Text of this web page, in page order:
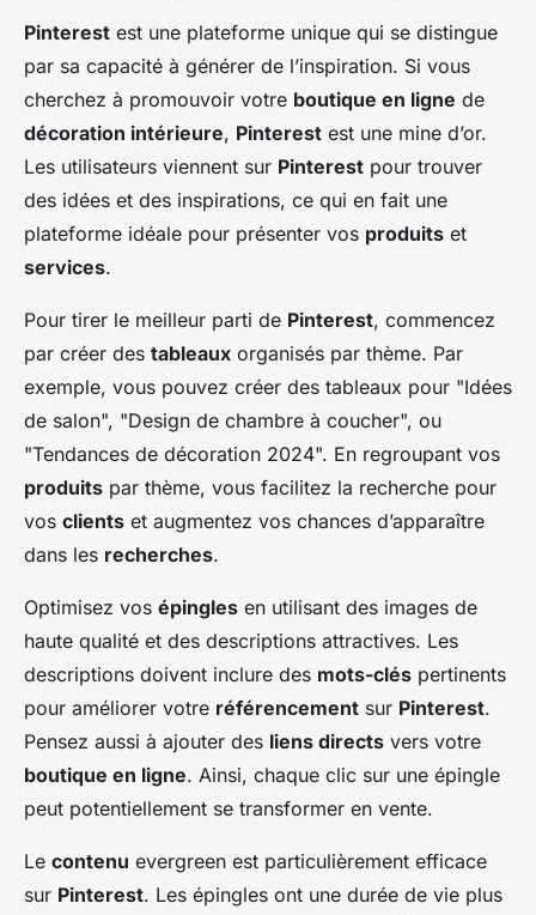
Pinterest est une plateforme unique qui se distingue
par sa capacité à générer de l’inspiration. Si vous
cherchez à promouvoir votre boutique en ligne de
décoration intérieure, Pinterest est une mine d’or.
Les utilisateurs viennent sur Pinterest pour trouver
des idées et des inspirations, ce qui en fait une
plateforme idéale pour présenter vos produits et
services.
Pour tirer le meilleur parti de Pinterest, commencez
par créer des tableaux organisés par thème. Par
exemple, vous pouvez créer des tableaux pour "Idées
de salon", "Design de chambre à coucher", ou
"Tendances de décoration 2024". En regroupant vos
produits par thème, vous facilitez la recherche pour
vos clients et augmentez vos chances d’apparaître
dans les recherches.
Optimisez vos épingles en utilisant des images de
haute qualité et des descriptions attractives. Les
descriptions doivent inclure des mots-clés pertinents
pour améliorer votre référencement sur Pinterest.
Pensez aussi à ajouter des liens directs vers votre
boutique en ligne. Ainsi, chaque clic sur une épingle
peut potentiellement se transformer en vente.
Le contenu evergreen est particulièrement efficace
sur Pinterest. Les épingles ont une durée de vie plus